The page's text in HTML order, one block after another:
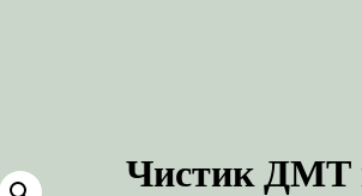
Чистик ДМТ